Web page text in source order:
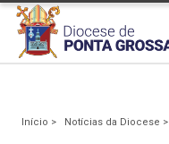
Início > Notícias da Diocese >